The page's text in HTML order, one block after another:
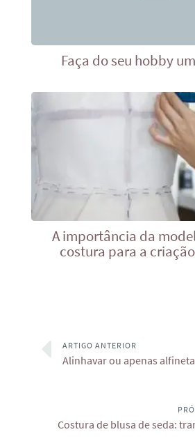
Faça do seu hobby
A importância da
costura para a
ARTIGO ANTERIOR
Alinhavar ou apenas
Costura de blusa de seda: